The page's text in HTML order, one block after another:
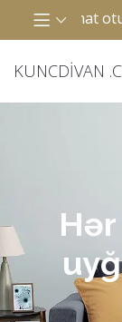
KUNCDIVAN